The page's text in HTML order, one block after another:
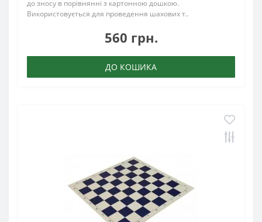
до зносу в порівнянні з картонною дошкою.
Використовується для проведення шахових т..
560 грн.
ДО КОШИКА